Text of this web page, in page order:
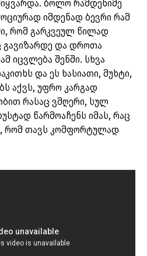
ბოლო რამდენიმე
იმდენად ბევრი რამ
რომ გარკვეულ წილად
გავიზარდე და დროთა
იცვლება შენში. სხვა
და ეს ხასიათი, მუხტი,
აქვს, უფრო კარგად
რასაც ვმღერი, სულ
წარმოაჩენს იმას, რაც
რომ თავს კომფორტულად